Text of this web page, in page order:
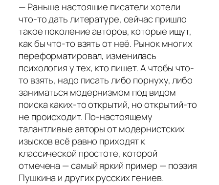
— Раньше настоящие писатели хотели
что-то дать литературе, сейчас пришло
такое поколение авторов, которые ищут,
как бы что-то взять от неё. Рынок многих
переформатировал, изменилась
психология у тех, кто пишет. А чтобы что-
то взять, надо писать либо порнуху, либо
заниматься модернизмом под видом
поиска каких-то открытий, но открытий-то
не происходит. По-настоящему
талантливые авторы от модернистских
изысков всё равно приходят к
классической простоте, которой
отмечена — самый яркий пример — поэзия
Пушкина и других русских гениев.